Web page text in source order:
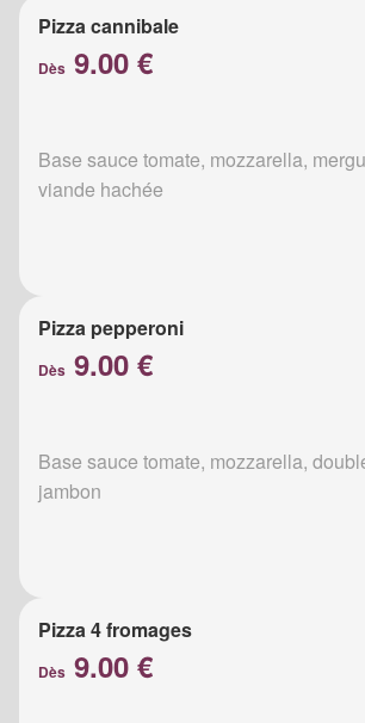
Pizza cannibale
Dès 9.00 €
Base sauce tomate, mozzarella,
viande hachée
Pizza pepperoni
Dès 9.00 €
Base sauce tomate, mozzarella,
jambon
Pizza 4 fromages
Dès 9.00 €